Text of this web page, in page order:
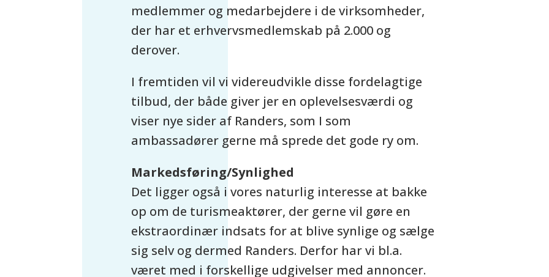
medlemmer og medarbejdere i de virksomheder,
der har et erhvervsmedlemskab på 2.000 og
derover.
I fremtiden vil vi videreudvikle disse fordelagtige
tilbud, der både giver jer en oplevelsesværdi og
viser nye sider af Randers, som I som
ambassadører gerne må sprede det gode ry om.
Markedsføring/Synlighed
Det ligger også i vores naturlig interesse at bakke
op om de turismeaktører, der gerne vil gøre en
ekstraordinær indsats for at blive synlige og sælge
sig selv og dermed Randers. Derfor har vi bl.a.
været med i forskellige udgivelser med annoncer.